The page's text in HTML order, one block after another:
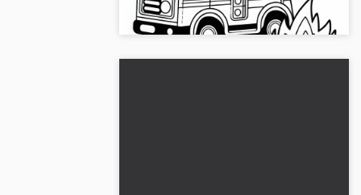
Lataa nyt ilmaiseksi!...